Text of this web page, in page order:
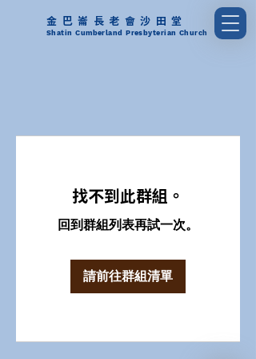
金巴崙長老會沙田堂
Shatin Cumberland Presbyterian Church
找不到此群組。
回到群組列表再試一次。
請前往群組清單